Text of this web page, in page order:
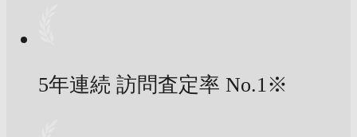
5年連続 訪問査定率 No.1※